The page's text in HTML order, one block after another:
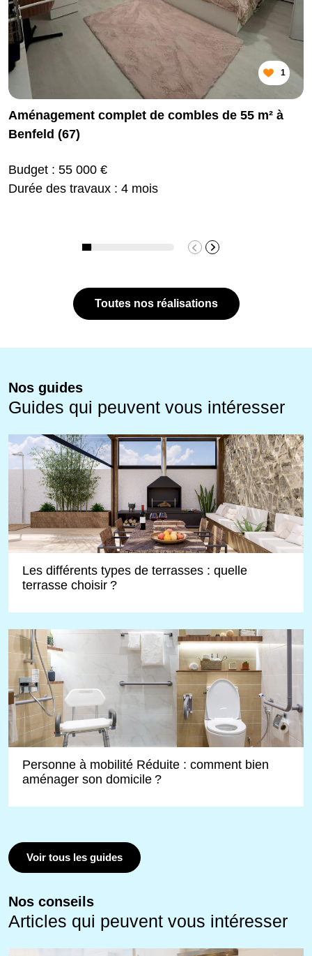
1
Aménagement complet de combles de 55 m² à
Benfeld (67)
Budget : 55 000 €
Durée des travaux : 4 mois
Toutes nos réalisations
Nos guides
Guides qui peuvent vous intéresser
Les différents types de terrasses : quelle
terrasse choisir ?
Personne à mobilité Réduite : comment bien
aménager son domicile ?
Voir tous les guides
Nos conseils
Articles qui peuvent vous intéresser